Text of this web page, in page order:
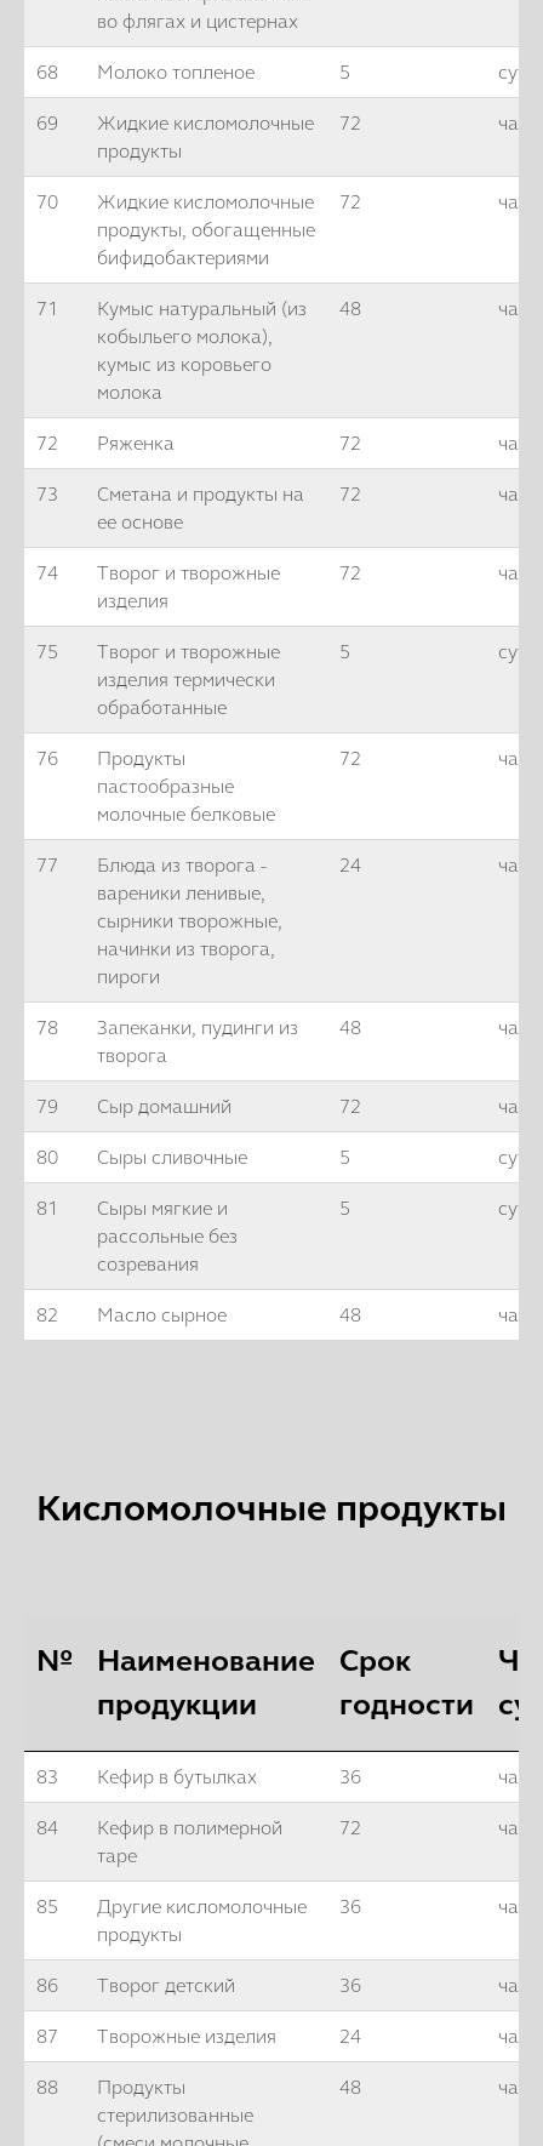
во флягах и цистернах
68 Молоко топленое 5
69
Жидкие кисломолочные
продукты
72 часа
70
Жидкие кисломолочные
продукты, обогащенные
бифидобактериями
72 часа
71
Кумыс натуральный (из
кобыльего молока),
кумыс из коровьего
молока
48
72 Ряженка 72 часа
73
Сметана и продукты на
ее основе
72 часа
74
Творог и творожные
изделия
72 часа
75
Творог и творожные
изделия термически
обработанные
5
76
Продукты
пастообразные
молочные белковые
72 часа
77
Блюда из творога -
вареники ленивые,
сырники творожные,
начинки из творога,
пироги
24 часа
78
Запеканки, пудинги из
творога
48
79 Сыр домашний 72 часа
80 Сыры сливочные 5
81
Сыры мягкие и
рассольные без
созревания
5
82 Масло сырное 48
Кисломолочные продукты
№
Наименование
продукции
Срок
годности
83 Кефир в бутылках 36
84
Кефир в полимерной
таре
72 часа
85
Другие кисломолочные
продукты
36
86 Творог детский 36
87 Творожные изделия 24 часа
88
Продукты
стерилизованные
48